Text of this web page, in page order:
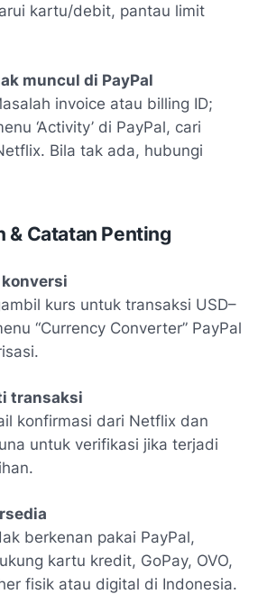
kartu/debit, pantau limit
muncul di PayPal
invoice atau billing ID;
‘Activity’ di PayPal, cari
Bila tak ada, hubungi
& Catatan Penting
kurs untuk transaksi USD–
“Currency Converter” PayPal
transaksi
konfirmasi dari Netflix dan
untuk verifikasi jika terjadi
berkenan pakai PayPal,
kartu kredit, GoPay, OVO,
fisik atau digital di Indonesia.